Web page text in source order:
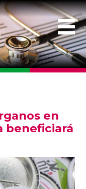
en
beneficiará